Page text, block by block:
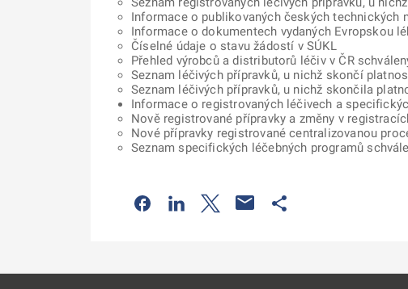
Informace o publikovaných českých technických
Informace o dokumentech vydaných Evropskou
Číselné údaje o stavu žádostí v SÚKL
Přehled výrobců a distributorů léčiv v ČR
Seznam léčivých přípravků, u nichž skončí
Seznam léčivých přípravků, u nichž skončila
Informace o registrovaných léčivech a
Nově registrované přípravky a změny v
Nové přípravky registrované centralizovanou
Seznam specifických léčebných programů
Odkaz se otevře na nové kartě
Odkaz se otevře na nové kartě
Odkaz se otevře na nové kartě